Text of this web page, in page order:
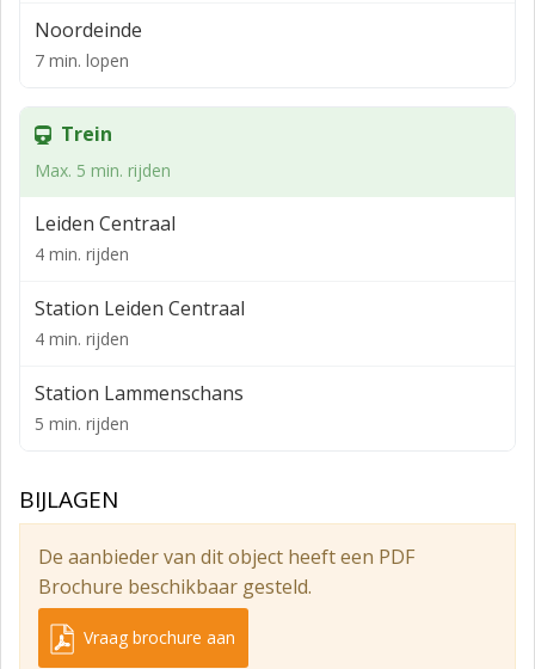
Stadscentrum
Winkelcentrum
Woonomgeving
Snelwegafrit
Afstand tot NS Station
Winkel voorziening
OPPERVLAKTE/INDELING
oppervlakte van ca. 600 m² en is geheel in het
souterrain gelegen.
PARKEERMOGELIJKHEDEN
Noordeinde
7 min. lopen
Trein
Max. 5 min. rijden
Leiden Centraal
4 min. rijden
Station Leiden Centraal
4 min. rijden
Station Lammenschans
5 min. rijden
BIJLAGEN
De aanbieder van dit object heeft een PDF
Brochure beschikbaar gesteld.
Vraag brochure aan